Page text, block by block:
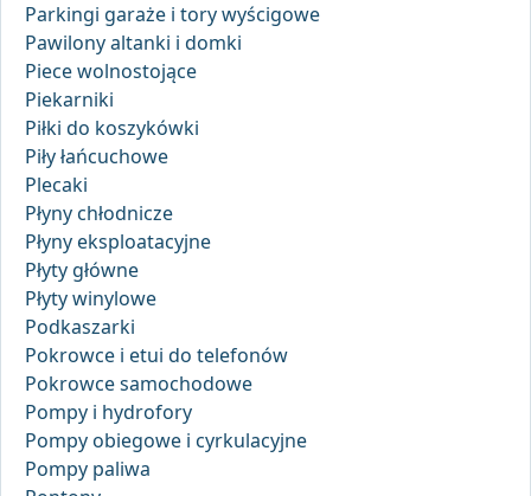
Parkingi garaże i tory wyścigowe
Pawilony altanki i domki
Piece wolnostojące
Piekarniki
Piłki do koszykówki
Piły łańcuchowe
Plecaki
Płyny chłodnicze
Płyny eksploatacyjne
Płyty główne
Płyty winylowe
Podkaszarki
Pokrowce i etui do telefonów
Pokrowce samochodowe
Pompy i hydrofory
Pompy obiegowe i cyrkulacyjne
Pompy paliwa